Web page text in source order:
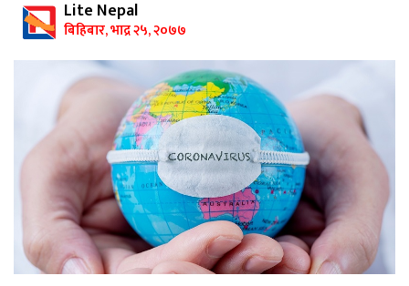
Lite Nepal
बिहिबार, भाद्र २५, २०७७